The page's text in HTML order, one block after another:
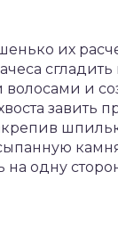
их
и
завить
на одну